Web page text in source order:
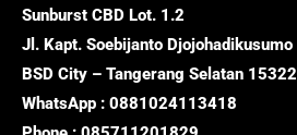
Sunburst CBD Lot. 1.2
Jl. Kapt. Soebijanto Djojohadikusumo
BSD City – Tangerang Selatan 15322
WhatsApp : 0881024113418